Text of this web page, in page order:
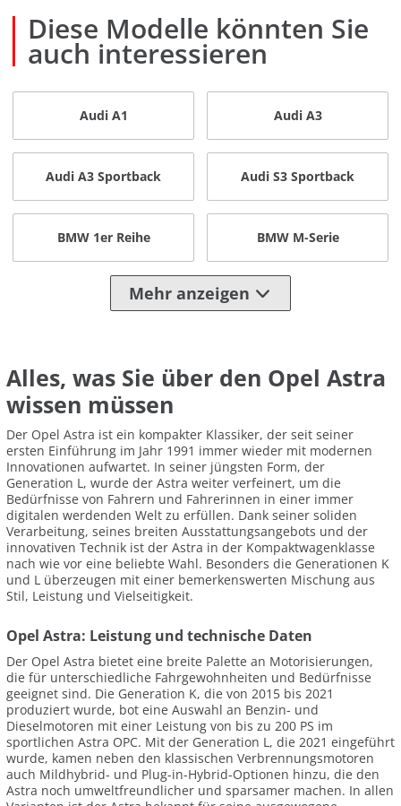
Diese Modelle könnten Sie
auch interessieren
Audi A1 Audi A3
Audi A3 Sportback Audi S3 Sportback
BMW 1er Reihe BMW M-Serie
Mehr anzeigen
Alles, was Sie über den Opel Astra
wissen müssen
Der Opel Astra ist ein kompakter Klassiker, der seit seiner
ersten Einführung im Jahr 1991 immer wieder mit modernen
Innovationen aufwartet. In seiner jüngsten Form, der
Generation L, wurde der Astra weiter verfeinert, um die
Bedürfnisse von Fahrern und Fahrerinnen in einer immer
digitalen werdenden Welt zu erfüllen. Dank seiner soliden
Verarbeitung, seines breiten Ausstattungsangebots und der
innovativen Technik ist der Astra in der Kompaktwagenklasse
nach wie vor eine beliebte Wahl. Besonders die Generationen K
und L überzeugen mit einer bemerkenswerten Mischung aus
Stil, Leistung und Vielseitigkeit.
Opel Astra: Leistung und technische Daten
Der Opel Astra bietet eine breite Palette an Motorisierungen,
die für unterschiedliche Fahrgewohnheiten und Bedürfnisse
geeignet sind. Die Generation K, die von 2015 bis 2021
produziert wurde, bot eine Auswahl an Benzin- und
Dieselmotoren mit einer Leistung von bis zu 200 PS im
sportlichen Astra OPC. Mit der Generation L, die 2021 eingeführt
wurde, kamen neben den klassischen Verbrennungsmotoren
auch Mildhybrid- und Plug-in-Hybrid-Optionen hinzu, die den
Astra noch umweltfreundlicher und sparsamer machen. In allen